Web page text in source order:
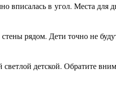
вписалась в угол. Места для
рядом. Дети точно не
детской. Обратите